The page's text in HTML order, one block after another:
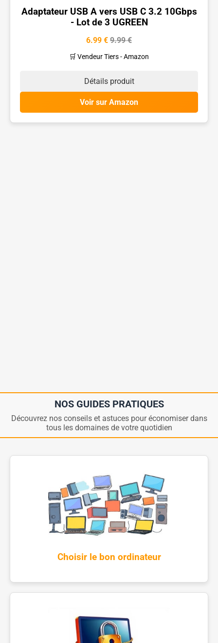
Adaptateur USB A vers USB C 3.2 10Gbps
- Lot de 3 UGREEN
6.99 € 9.99 €
🛒 Vendeur Tiers - Amazon
Détails produit
Voir sur Amazon
NOS GUIDES PRATIQUES
Découvrez nos conseils et astuces pour économiser dans
tous les domaines de votre quotidien
Choisir le bon ordinateur